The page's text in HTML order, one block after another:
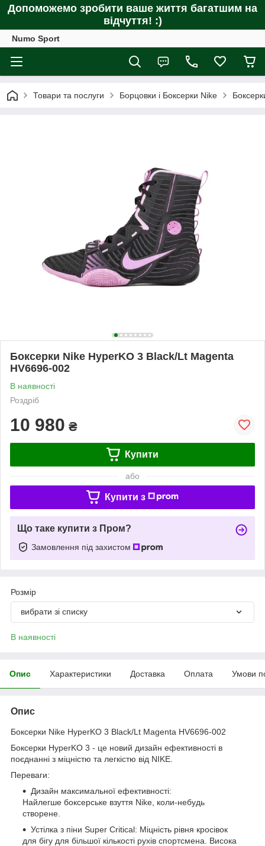
Допоможемо зробити ваше життя багатшим на
відчуття! :)
Numo Sport
Товари та послуги Борцовки і Боксерки Nike
Боксерки Nike HyperKO 3 Black/Lt Magenta
HV6696-002
В наявності
Роздріб
10 980 ₴
Купити
або
Купити з
Що таке купити з Пром?
Замовлення під захистом
Розмір
вибрати зі списку
В наявності
Опис Характеристики Доставка Оплата Умови
Опис
Боксерки Nike HyperKO 3 Black/Lt Magenta HV6696-002
Боксерки HyperKO 3 - це новий дизайн ефективності в
поєднанні з міцністю та легкістю від NIKE.
Переваги:
Дизайн максимальної ефективності:
Найлегше боксерське взуття Nike, коли-небудь
створене.
Устілка з піни Super Critical: Міцність рівня кросівок
для бігу для більшої кількості рухів спортсмена. Висока